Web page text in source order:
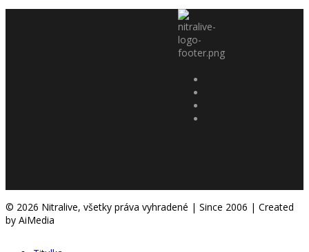
© 2026 Nitralive, všetky práva vyhradené | Since 2006 | Created
by AiMedia